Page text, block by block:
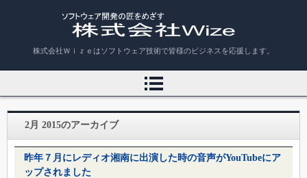
株式会社Ｗｉｚｅ
株式会社Ｗｉｚｅはソフトウェア技術で皆様のビジネスを応援します。
2月 2015のアーカイブ
昨年７月にレディオ湘南に出演した時の音声がYouTubeにア
ップされました